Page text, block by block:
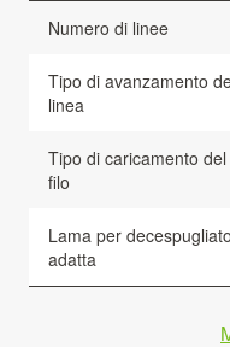
Numero di linee
Tipo di avanzamento
linea
Tipo di caricamento del
filo
Lama per
adatta